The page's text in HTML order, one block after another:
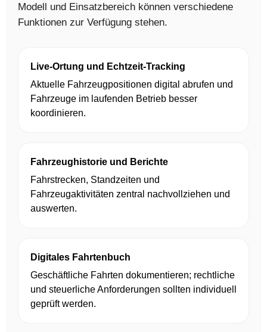
Modell und Einsatzbereich können verschiedene
Funktionen zur Verfügung stehen.
Live-Ortung und Echtzeit-Tracking
Aktuelle Fahrzeugpositionen digital abrufen und
Fahrzeuge im laufenden Betrieb besser
koordinieren.
Fahrzeughistorie und Berichte
Fahrstrecken, Standzeiten und
Fahrzeugaktivitäten zentral nachvollziehen und
auswerten.
Digitales Fahrtenbuch
Geschäftliche Fahrten dokumentieren; rechtliche
und steuerliche Anforderungen sollten individuell
geprüft werden.